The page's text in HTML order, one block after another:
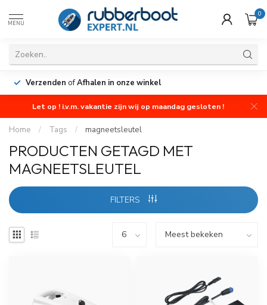
MENU
0
Verzenden ofAfhalen in onze winkel
Let op ! i.v.m. vakantie zijn wij op maandag gesloten !
Home / Tags / magneetsleutel
PRODUCTEN GETAGD MET
MAGNEETSLEUTEL
FILTERS